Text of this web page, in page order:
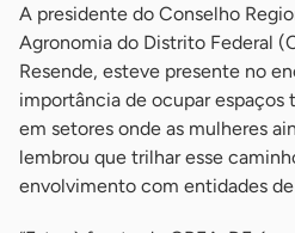
A presidente do Conselho
Agronomia do Distrito Federal
Resende, esteve presente no
importância de ocupar espaços
em setores onde as mulheres
lembrou que trilhar esse
envolvimento com entidades de